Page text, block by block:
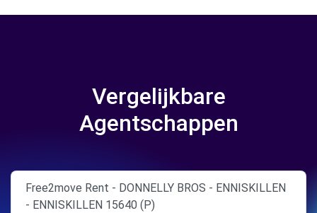
Vergelijkbare
Agentschappen
Free2move Rent - DONNELLY BROS - ENNISKILLEN
- ENNISKILLEN 15640 (P)